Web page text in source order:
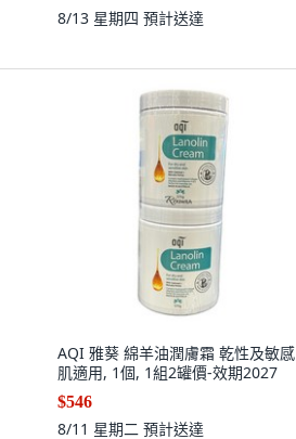
8/13 星期四 預計送達
AQI 雅葵 綿羊油潤膚霜 乾性及敏感
肌適用, 1個, 1組2罐價-效期2027
$546
8/11 星期二 預計送達